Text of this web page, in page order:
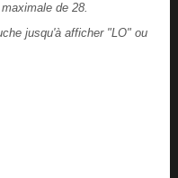
de 28.
jusqu'à afficher "LO" ou